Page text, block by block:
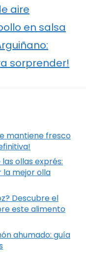
aire
en salsa
sorprender!
mantiene fresco
ollas exprés:
mejor olla
Descubre el
este alimento
ahumado: guía